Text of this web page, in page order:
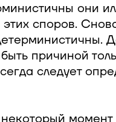
они
споров.
причиной
следует